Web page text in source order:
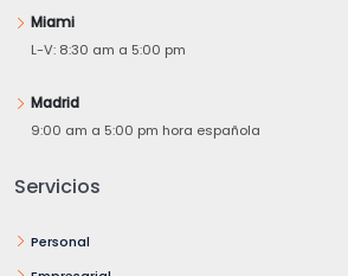
Miami
L-V: 8:30 am a 5:00 pm
Madrid
9:00 am a 5:00 pm hora española
Servicios
Personal